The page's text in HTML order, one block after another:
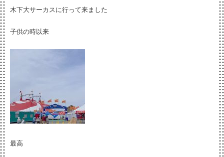
木下大サーカスに行って来ました
子供の時以来
最高